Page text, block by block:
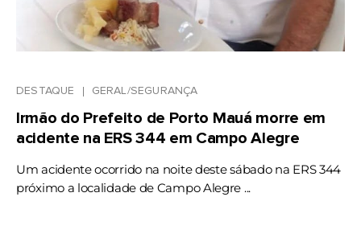
DESTAQUE GERAL/SEGURANÇA
Irmão do Prefeito de Porto Mauá morre em
acidente na ERS 344 em Campo Alegre
Um acidente ocorrido na noite deste sábado na ERS 344
próximo a localidade de Campo Alegre ...